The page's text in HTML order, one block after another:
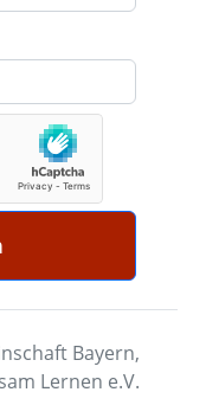
Bayern,
Lernen e.V.